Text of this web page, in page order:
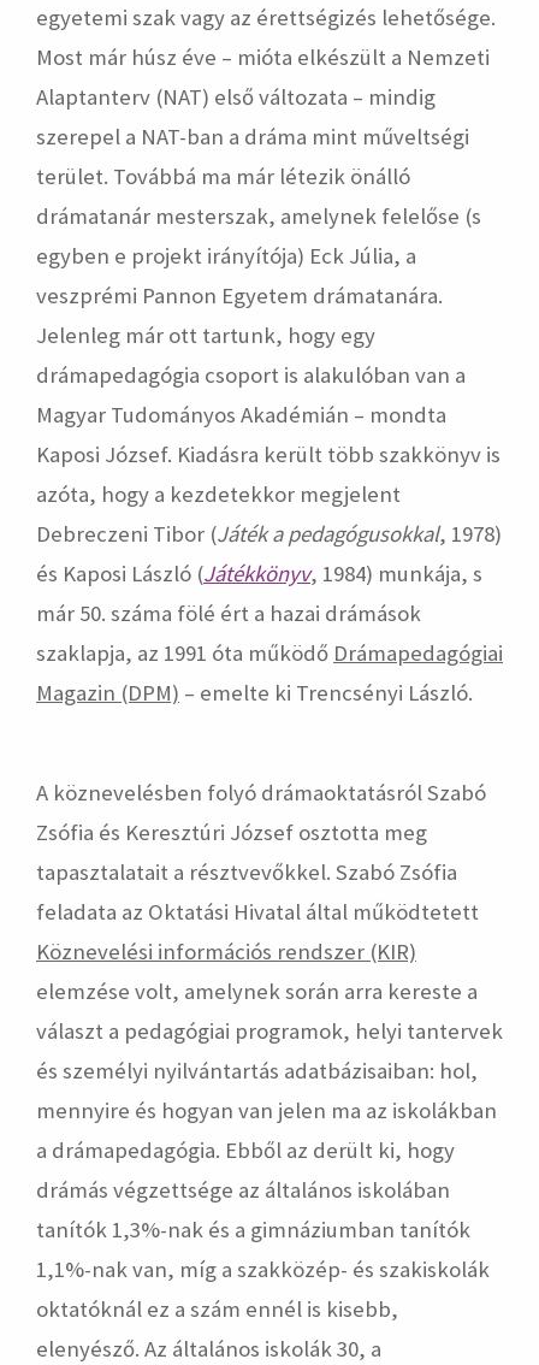
egyetemi szak vagy az érettségizés lehetősége.
Most már húsz éve – mióta elkészült a Nemzeti
Alaptanterv (NAT) első változata – mindig
szerepel a NAT-ban a dráma mint műveltségi
terület. Továbbá ma már létezik önálló
drámatanár mesterszak, amelynek felelőse (s
egyben e projekt irányítója) Eck Júlia, a
veszprémi Pannon Egyetem drámatanára.
Jelenleg már ott tartunk, hogy egy
drámapedagógia csoport is alakulóban van a
Magyar Tudományos Akadémián – mondta
Kaposi József. Kiadásra került több szakkönyv is
azóta, hogy a kezdetekkor megjelent
Debreczeni Tibor (Játék a pedagógusokkal, 1978)
és Kaposi László (Játékkönyv, 1984) munkája, s
már 50. száma fölé ért a hazai drámások
szaklapja, az 1991 óta működő Drámapedagógiai
Magazin (DPM) – emelte ki Trencsényi László.
A köznevelésben folyó drámaoktatásról Szabó
Zsófia és Keresztúri József osztotta meg
tapasztalatait a résztvevőkkel. Szabó Zsófia
feladata az Oktatási Hivatal által működtetett
Köznevelési információs rendszer (KIR)
elemzése volt, amelynek során arra kereste a
választ a pedagógiai programok, helyi tantervek
és személyi nyilvántartás adatbázisaiban: hol,
mennyire és hogyan van jelen ma az iskolákban
a drámapedagógia. Ebből az derült ki, hogy
drámás végzettsége az általános iskolában
tanítók 1,3%-nak és a gimnáziumban tanítók
1,1%-nak van, míg a szakközép- és szakiskolák
oktatóknál ez a szám ennél is kisebb,
elenyésző. Az általános iskolák 30, a